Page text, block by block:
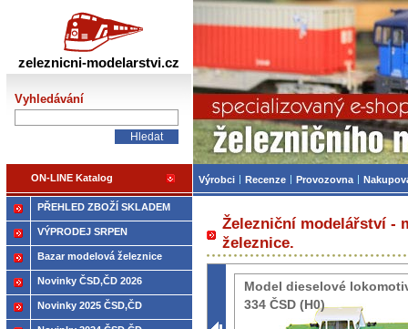
Železniční modelářství -
železnice.
Model dieselové
334 ČSD (H0)
PŘEHLED ZBOŽÍ SKLADEM
VÝPRODEJ SRPEN
Bazar modelová železnice
Novinky ČSD,ČD 2026
Novinky 2025 ČSD,ČD
zeleznicni-modelarstvi.cz
Vyhledávání
ON-LINE Katalog
Železniční
Výrobci Recenze Provozovna